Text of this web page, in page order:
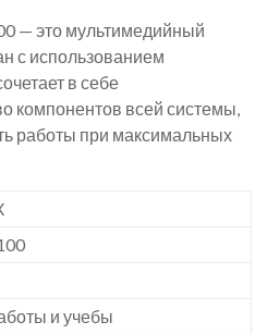
— это мультимедийный
с использованием
в себе
компонентов всей системы,
работы при максимальных
и учебы